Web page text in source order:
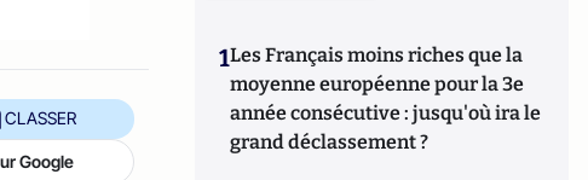
CLASSER
Google
1Les Français moins riches que la
moyenne européenne pour la 3e
année consécutive : jusqu'où ira le
grand déclassement ?